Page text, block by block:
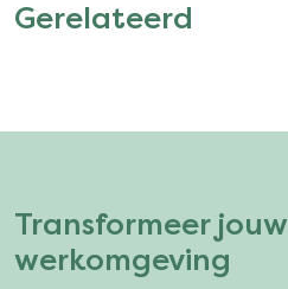
Gerelateerd
Transformeer jouw
werkomgeving